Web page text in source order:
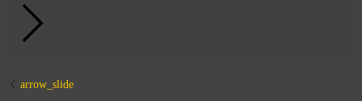
arrow_slide